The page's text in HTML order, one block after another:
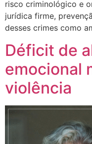
risco criminológico e
jurídica firme,
desses crimes como
Déficit de
emocional
violência